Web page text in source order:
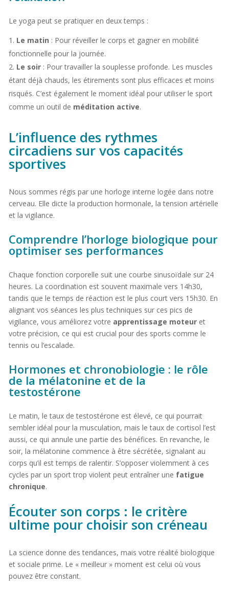
Le yoga peut se pratiquer en deux temps :
Le matin : Pour réveiller le corps et gagner en mobilité
fonctionnelle pour la journée.
Le soir: Pour travailler la souplesse profonde. Les muscles
étant déjà chauds, les étirements sont plus efficaces et moins
risqués. C’est également le moment idéal pour utiliser le sport
comme un outil de méditation active.
L’influence des rythmes
circadiens sur vos capacités
sportives
Nous sommes régis par une horloge interne logée dans notre
cerveau. Elle dicte la production hormonale, la tension artérielle
et la vigilance.
Comprendre l’horloge biologique pour
optimiser ses performances
Chaque fonction corporelle suit une courbe sinusoïdale sur 24
heures. La coordination est souvent maximale vers 14h30,
tandis que le temps de réaction est le plus court vers 15h30. En
alignant vos séances les plus techniques sur ces pics de
vigilance, vous améliorez votre apprentissage moteuret
votre précision, ce qui est crucial pour des sports comme le
tennis ou l’escalade.
Hormones et chronobiologie : le rôle
de la mélatonine et de la
testostérone
Le matin, le taux de testostérone est élevé, ce qui pourrait
sembler idéal pour la musculation, mais le taux de cortisol l’est
aussi, ce qui annule une partie des bénéfices. En revanche, le
soir, la mélatonine commence à être sécrétée, signalant au
corps qu’il est temps de ralentir. S’opposer violemment à ces
cycles par un sport trop violent peut entraîner une fatigue
chronique.
Écouter son corps : le critère
ultime pour choisir son créneau
La science donne des tendances, mais votre réalité biologique
et sociale prime. Le « meilleur » moment est celui où vous
pouvez être constant.